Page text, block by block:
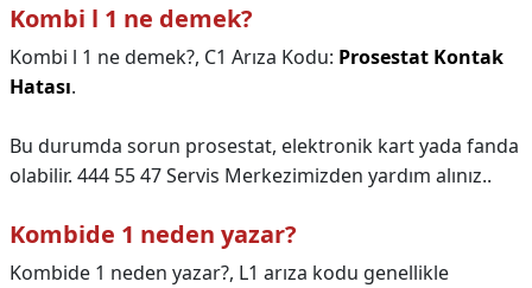
Kombi l 1 ne demek?
Kombi l 1 ne demek?, C1 Arıza Kodu: Prosestat Kontak
Hatası.
Bu durumda sorun prosestat, elektronik kart yada fanda
olabilir. 444 55 47 Servis Merkezimizden yardım alınız..
Kombide 1 neden yazar?
Kombide 1 neden yazar?, L1 arıza kodu genellikle